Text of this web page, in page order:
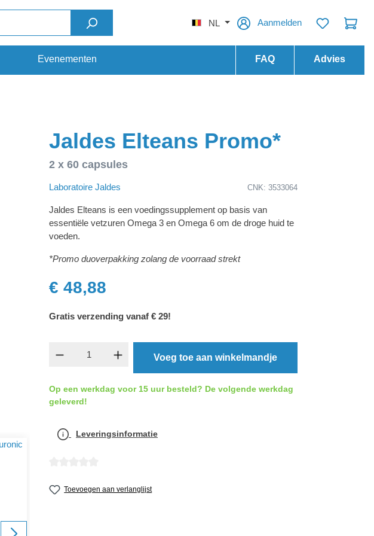
NL
Aanmelden
Evenementen FAQ Advies
Jaldes Elteans Promo*
2 x 60 capsules
Laboratoire Jaldes CNK: 3533064
Jaldes Elteans is een voedingssupplement op basis van
essentiële vetzuren Omega 3 en Omega 6 om de droge huid te
voeden.
*Promo duoverpakking zolang de voorraad strekt
€ 48,88
Gratis verzending vanaf € 29!
component.product.quantitySelect.legend
Voeg toe aan winkelmandje
Op een werkdag voor 15 uur besteld? De volgende werkdag
geleverd!
Leveringsinformatie
Toevoegen aan verlanglijst